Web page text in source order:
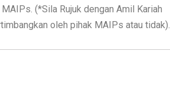
(*Sila Rujuk dengan Amil Kariah
oleh pihak MAIPs atau tidak).